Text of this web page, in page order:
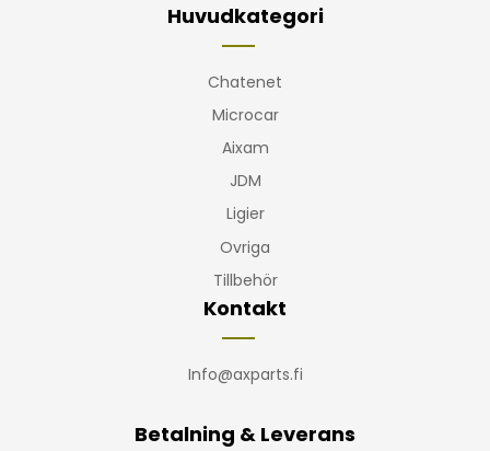
Huvudkategori
Chatenet
Microcar
Aixam
JDM
Ligier
Ovriga
Tillbehör
Kontakt
Info@axparts.fi
Betalning & Leverans